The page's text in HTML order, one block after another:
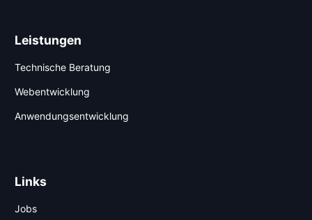
Leistungen
Technische Beratung
Webentwicklung
Anwendungsentwicklung
Links
Jobs